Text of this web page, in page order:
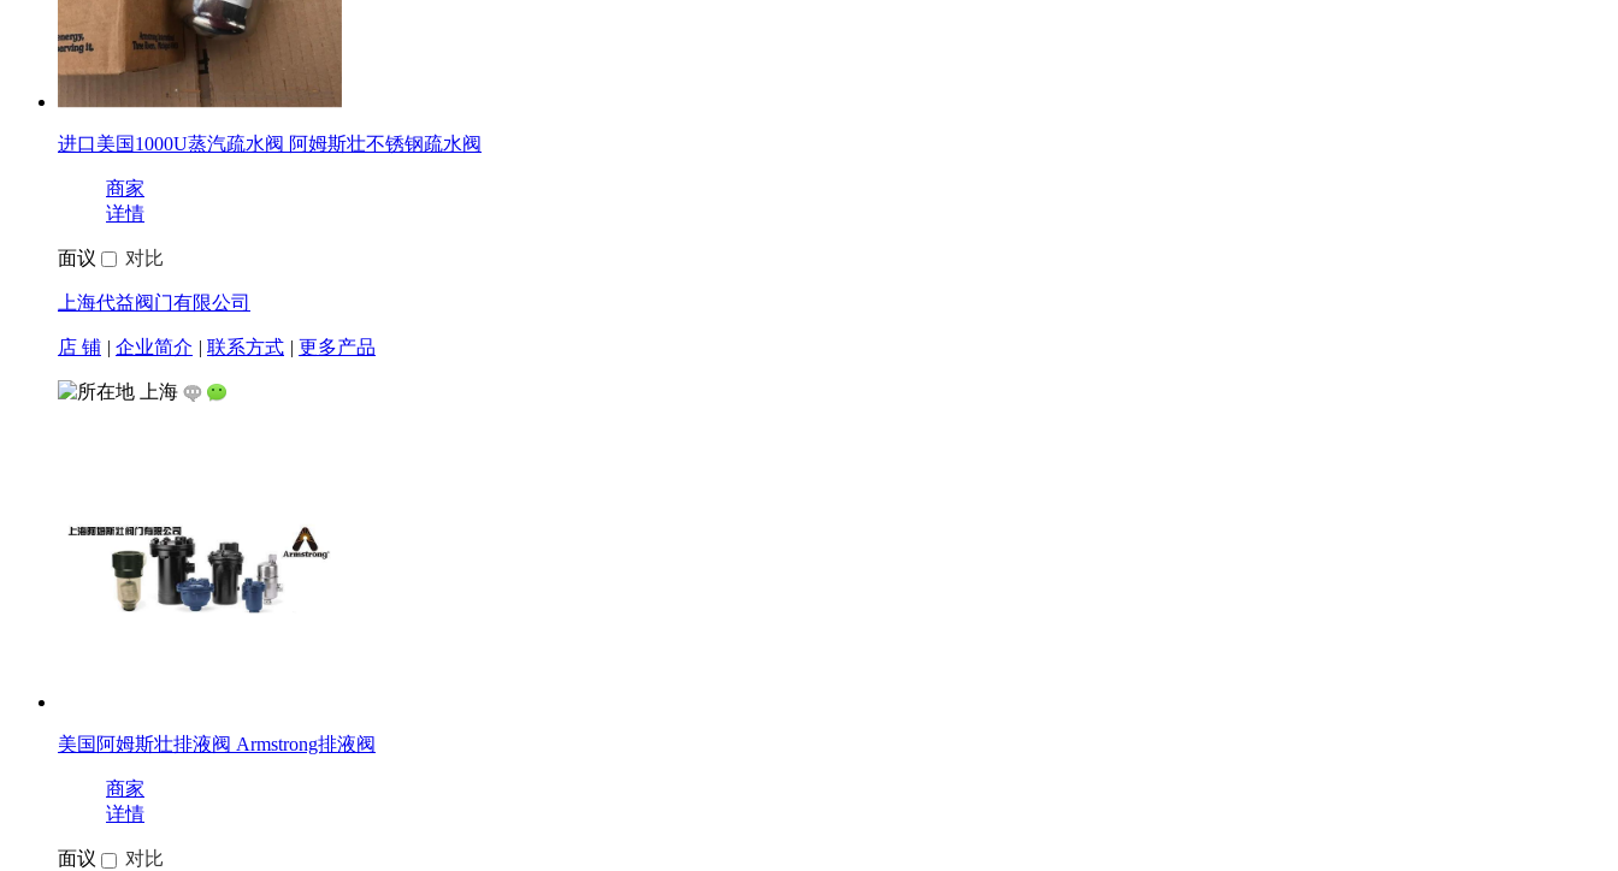
进口美国1000U蒸汽疏水阀 阿姆斯壮不锈钢疏水阀
商家
详情
面议 对比
上海代益阀门有限公司
店 铺 | 企业简介 | 联系方式 | 更多产品
上海
美国阿姆斯壮排液阀 Armstrong排液阀
商家
详情
面议 对比